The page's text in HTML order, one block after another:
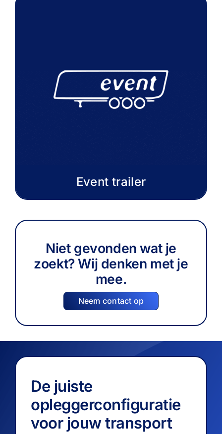
Event trailer
Niet gevonden wat je
zoekt? Wij denken met je
mee.
Neem contact op
De juiste
opleggerconfiguratie
voor jouw transport